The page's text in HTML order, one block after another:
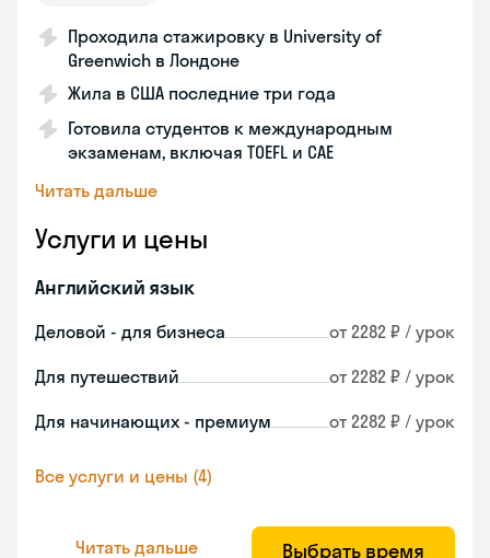
Проходила стажировку в University of
Greenwich в Лондоне
Жила в США последние три года
Готовила студентов к международным
экзаменам, включая TOEFL и CAE
Читать дальше
Услуги и цены
Английский язык
Деловой - для бизнеса от 2282 ₽ / урок
Для путешествий от 2282 ₽ / урок
Для начинающих - премиум от 2282 ₽ / урок
Все услуги и цены (4)
Читать дальше Выбрать время